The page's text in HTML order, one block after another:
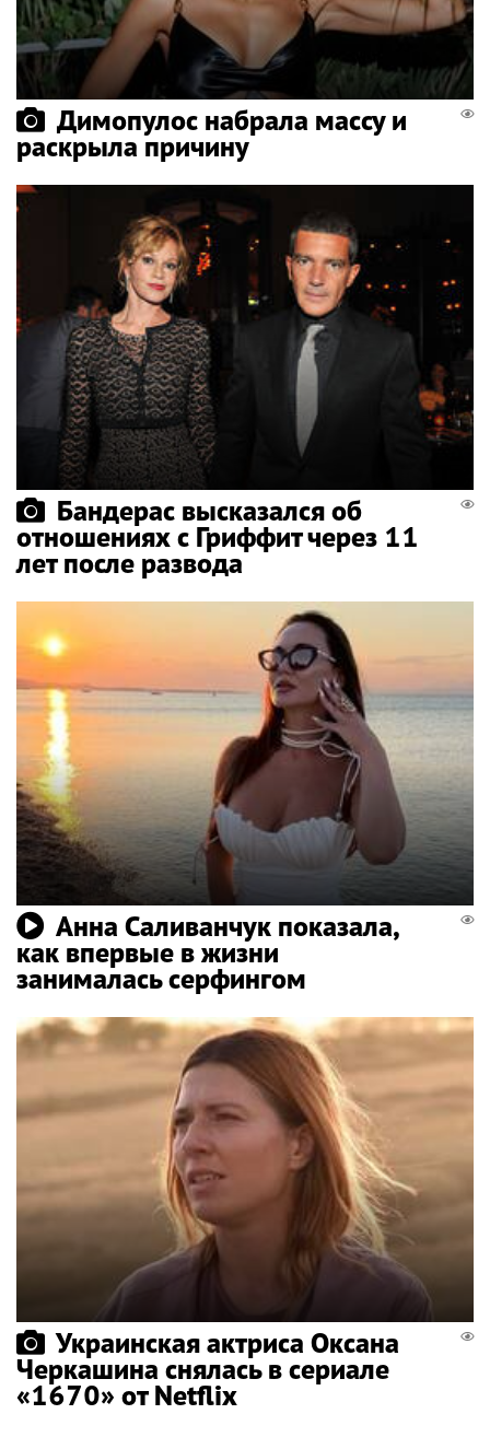
Димопулос набрала массу и
раскрыла причину
Бандерас высказался об
отношениях с Гриффит через 11
лет после развода
Анна Саливанчук показала,
как впервые в жизни
занималась серфингом
Украинская актриса Оксана
Черкашина снялась в сериале
«1670» от Netflix